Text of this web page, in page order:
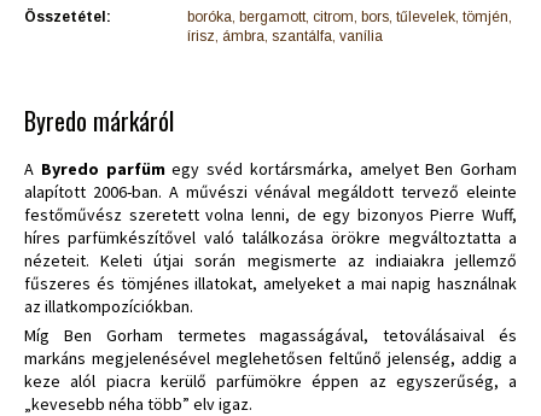
Összetétel:
boróka, bergamott, citrom, bors, tűlevelek, tömjén,
írisz, ámbra, szantálfa, vanília
Byredo márkáról
A Byredo parfümegy svéd kortársmárka, amelyet Ben Gorham
alapított 2006-ban. A művészi vénával megáldott tervező eleinte
festőművész szeretett volna lenni, de egy bizonyos Pierre Wuff,
híres parfümkészítővel való találkozása örökre megváltoztatta a
nézeteit. Keleti útjai során megismerte az indiaiakra jellemző
fűszeres és tömjénes illatokat, amelyeket a mai napig használnak
az illatkompozíciókban.
Míg Ben Gorham termetes magasságával, tetoválásaival és
markáns megjelenésével meglehetősen feltűnő jelenség, addig a
keze alól piacra kerülő parfümökre éppen az egyszerűség, a
„kevesebb néha több” elv igaz.